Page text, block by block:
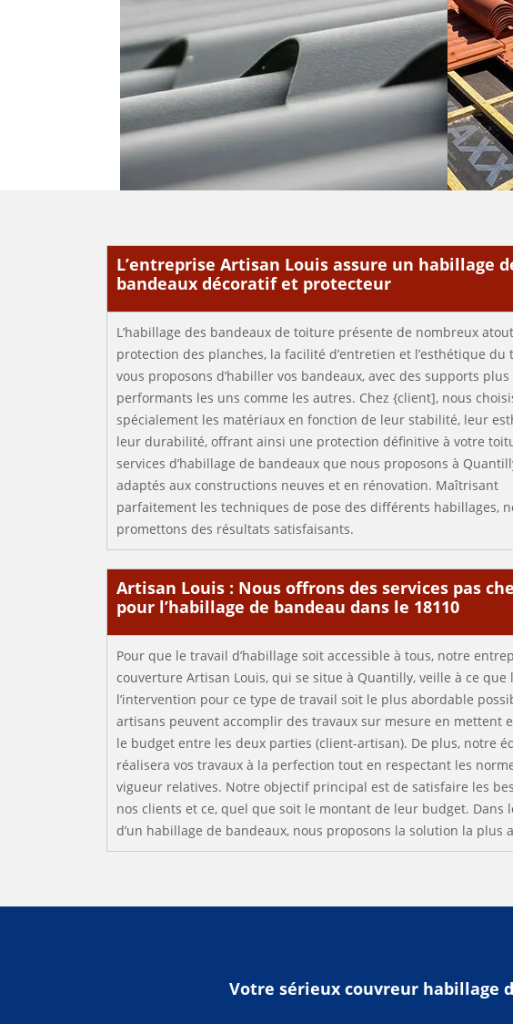
L’entreprise Artisan Louis assure un habillage
bandeaux décoratif et protecteur
L’habillage des bandeaux de toiture présente de nombreux
protection des planches, la facilité d’entretien et l’esthétique du
vous proposons d’habiller vos bandeaux, avec des supports plus
performants les uns comme les autres. Chez {client], nous
spécialement les matériaux en fonction de leur stabilité, leur
leur durabilité, offrant ainsi une protection définitive à votre
services d’habillage de bandeaux que nous proposons à
adaptés aux constructions neuves et en rénovation. Maîtrisant
parfaitement les techniques de pose des différents habillages,
promettons des résultats satisfaisants.
Artisan Louis : Nous offrons des services pas
pour l’habillage de bandeau dans le 18110
Pour que le travail d’habillage soit accessible à tous, notre
couverture Artisan Louis, qui se situe à Quantilly, veille à ce que
l’intervention pour ce type de travail soit le plus abordable
artisans peuvent accomplir des travaux sur mesure en mettent
le budget entre les deux parties (client-artisan). De plus, notre
réalisera vos travaux à la perfection tout en respectant les
vigueur relatives. Notre objectif principal est de satisfaire les
nos clients et ce, quel que soit le montant de leur budget. Dans
d’un habillage de bandeaux, nous proposons la solution la plus
Votre sérieux couvreur habillage